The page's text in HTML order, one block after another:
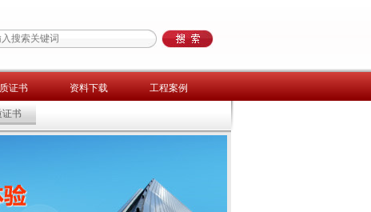
证书 资料下载 工程案例
证书